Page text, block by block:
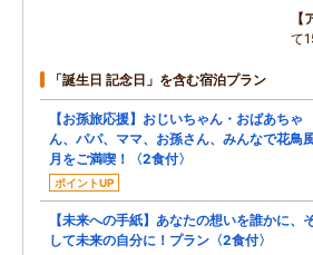
て
「誕生日 記念日」を含む宿泊プラン
【お孫旅応援】おじいちゃん・おばあちゃ
ん、パパ、ママ、お孫さん、みんなで花鳥
月をご満喫！〈2食付〉
ポイントUP
【未来への手紙】あなたの想いを誰かに、
して未来の自分に！プラン〈2食付〉